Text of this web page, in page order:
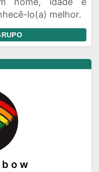
lo(a) melhor.
o w